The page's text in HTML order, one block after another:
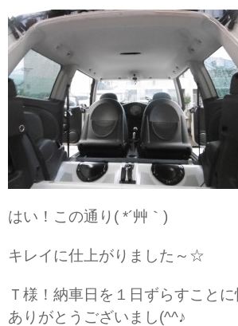
はい！この通り( *´艸｀)
キレイに仕上がりました～☆
Ｔ様！納車日を１日ずらすこと
ありがとうございまし(^^♪